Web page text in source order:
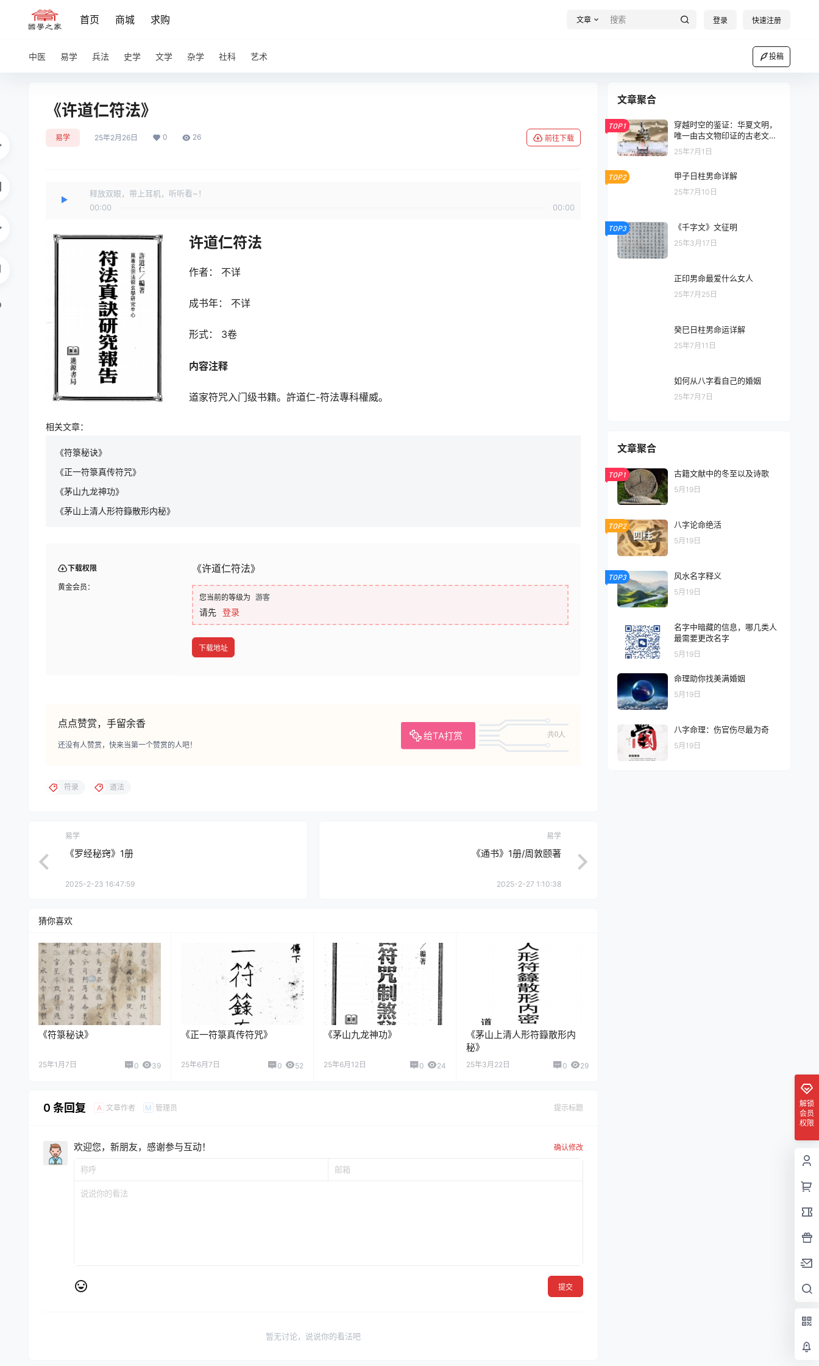
首页 商城 求购 文章 登录 快速注册
中医 易学 兵法 史学 文学 杂学 社科 艺术 投稿
《许道仁符法》
易学 25年2月26日 0 26 前往下载
释放双眼，带上耳机，听听看~！
00:00
00:00
许道仁符法
作者： 不详
成书年： 不详
形式： 3卷
内容注释
道家符咒入门级书籍。許道仁-符法專科權威。
相关文章：
《符箓秘诀》
《正一符箓真传符咒》
《茅山九龙神功》
《茅山上清人形符籙散形内秘》
下载权限
黄金会员：
《许道仁符法》
您当前的等级为 游客
请先 登录
下载地址
点点赞赏，手留余香
给TA打赏 共0人
还没有人赞赏，快来当第一个赞赏的人吧！
符录 道法
易学
《罗经秘窍》1册
2025-2-23 16:47:59
易学
《通书》1册/周敦颐著
2025-2-27 1:10:38
猜你喜欢
《符箓秘诀》
25年1月7日 0 39
《正一符箓真传符咒》
25年6月7日 0 52
《茅山九龙神功》
25年6月12日 0 24
《茅山上清人形符籙散形内
秘》
25年3月22日 0 29
0 条回复 A 文章作者 M 管理员 提示标题
欢迎您，新朋友，感谢参与互动！ 确认修改
提交
暂无讨论，说说你的看法吧
文章聚合
TOP1
穿越时空的鉴证：华夏文明，
唯一由古文物印证的古老文明
（八）【文字】
25年7月1日
TOP2 甲子日柱男命详解
25年7月10日
TOP3 《千字文》文征明
25年3月17日
正印男命最爱什么女人
25年7月25日
癸巳日柱男命运详解
25年7月11日
如何从八字看自己的婚姻
25年7月7日
文章聚合
TOP1 古籍文献中的冬至以及诗歌
5月19日
TOP2 八字论命绝活
5月19日
TOP3 风水名字释义
5月19日
名字中暗藏的信息，哪几类人
最需要更改名字
5月19日
命理助你找美满婚姻
5月19日
八字命理：伤官伤尽最为奇
5月19日
解锁
会员
权限